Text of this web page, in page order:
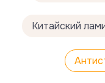
Китайский